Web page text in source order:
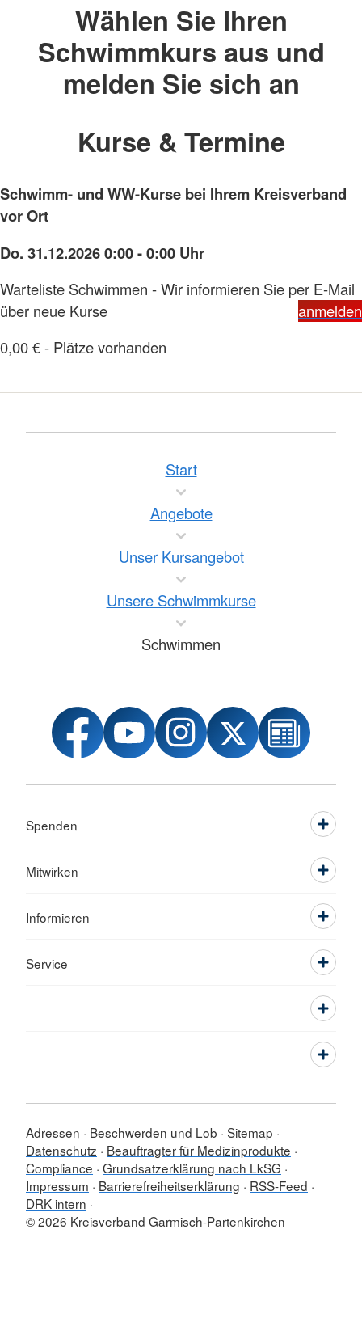
Wählen Sie Ihren
Schwimmkurs aus und
melden Sie sich an
Kurse & Termine
Schwimm- und WW-Kurse bei Ihrem Kreisverband
vor Ort
Do. 31.12.2026 0:00 - 0:00 Uhr
Warteliste Schwimmen - Wir informieren Sie per E-Mail
über neue Kurse
anmelden
0,00 € - Plätze vorhanden
Start
Angebote
Unser Kursangebot
Unsere Schwimmkurse
Schwimmen
Spenden
Mitwirken
Informieren
Service
Adressen Beschwerden und Lob Sitemap
Datenschutz
Beauftragter für Medizinprodukte
Compliance Grundsatzerklärung nach LkSG
Impressum
Barrierefreiheitserklärung
RSS-Feed
DRK intern
© 2026 Kreisverband Garmisch-Partenkirchen